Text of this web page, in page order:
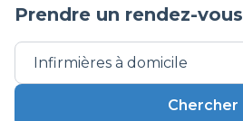
Prendre un rendez-vous
Chercher